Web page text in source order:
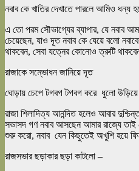
নবাব কে খাতির দেখাতে পারলে আমিও ধন্য
এ তো পরম সৌভাগ্যের ব্যাপার, যে নবাব
চেয়েছেন, যাও দূত নবাব কে যেয়ে বলো
থাকবেন, সেবা যত্নের কোনোও ত্রুটি
রাজাকে সম্ভোধন জানিয়ে দূত
ঘোড়ায় চেপে টগবগ টগবগ করে ধুলো
রাজা শিলাদিত্য আনন্দিত হলেও আবার
সভাসদ গণ নবাব আসছেন আমার রাজ্যে তাই
শুরু করো, নবাব যেন কিছুতেই অখুশি হয়ে
রাজসভার ছড়াকার ছড়া কাটলো –